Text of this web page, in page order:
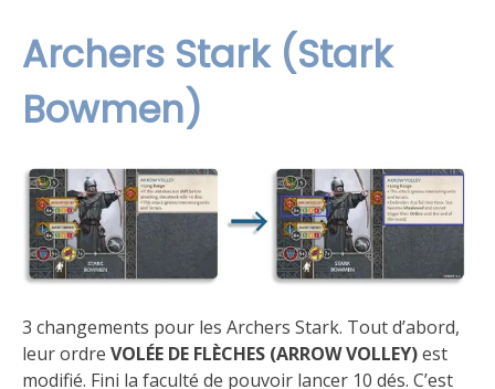
Archers Stark (Stark
Bowmen)
3 changements pour les Archers Stark. Tout d’abord,
leur ordre VOLÉE DE FLÈCHES (ARROW VOLLEY)est
modifié. Fini la faculté de pouvoir lancer 10 dés. C’est